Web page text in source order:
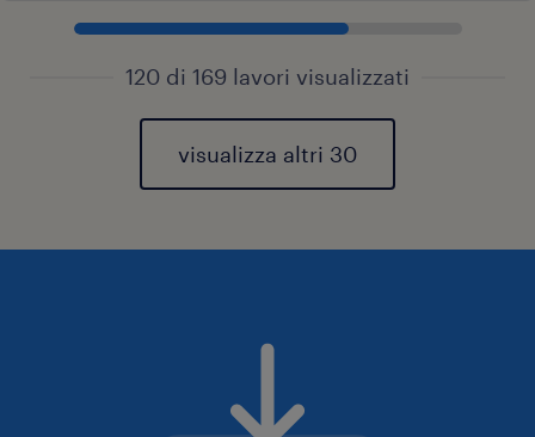
120 di 169 lavori visualizzati
visualizza altri 30